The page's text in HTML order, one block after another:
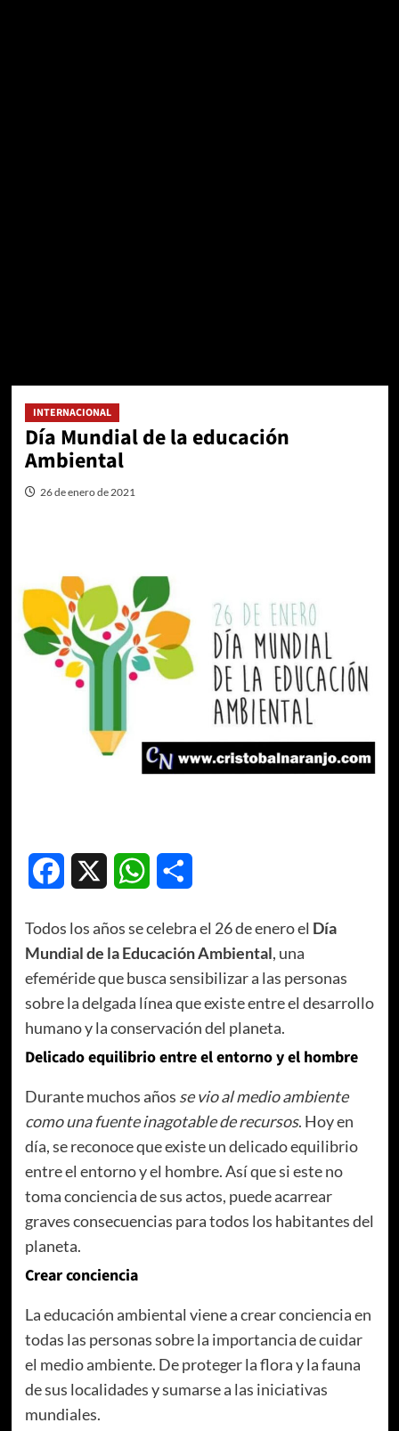
INTERNACIONAL
Día Mundial de la educación
Ambiental
26 de enero de 2021
Facebook WhatsApp
Todos los años se celebra el 26 de enero el Día
Mundial de la Educación Ambiental, una
efeméride que busca sensibilizar a las personas
sobre la delgada línea que existe entre el desarrollo
humano y la conservación del planeta.
Delicado equilibrio entre el entorno y el hombre
Durante muchos años se vio al medio ambiente
como una fuente inagotable de recursos. Hoy en
día, se reconoce que existe un delicado equilibrio
entre el entorno y el hombre. Así que si este no
toma conciencia de sus actos, puede acarrear
graves consecuencias para todos los habitantes del
planeta.
Crear conciencia
La educación ambiental viene a crear conciencia en
todas las personas sobre la importancia de cuidar
el medio ambiente. De proteger la flora y la fauna
de sus localidades y sumarse a las iniciativas
mundiales.